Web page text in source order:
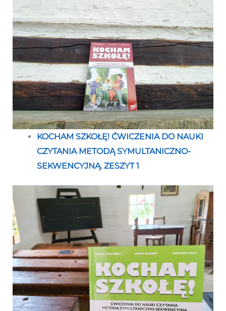
KOCHAM SZKOŁĘ! ĆWICZENIA DO NAUKI
CZYTANIA METODĄ SYMULTANICZNO-
SEKWENCYJNĄ. ZESZYT 1